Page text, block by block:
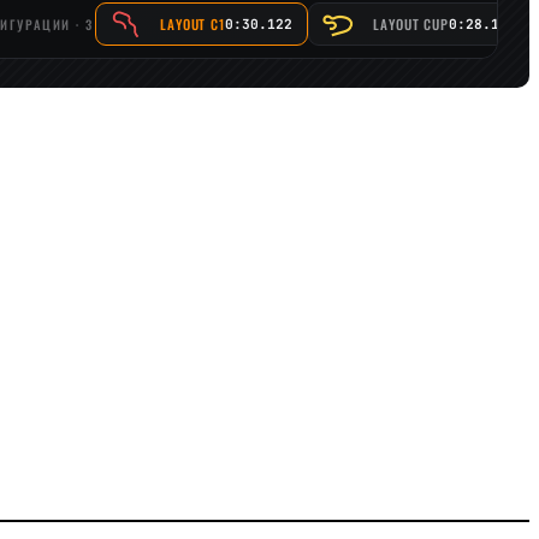
· 3 LAYOUT C10:30.122 LAYOUT CUP0:28.199